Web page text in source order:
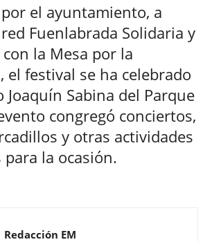
el ayuntamiento, a
Fuenlabrada Solidaria y
la Mesa por la
el festival se ha celebrado
Joaquín Sabina del Parque
congregó conciertos,
y otras actividades
para la ocasión.
Redacción EM